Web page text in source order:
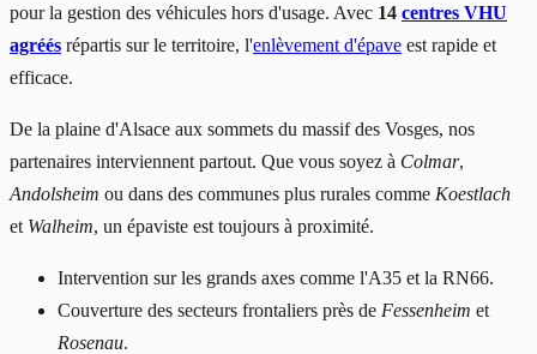
pour la gestion des véhicules hors d'usage. Avec 14 centres VHU
agréés répartis sur le territoire, l'enlèvement d'épave est rapide et
efficace.
De la plaine d'Alsace aux sommets du massif des Vosges, nos
partenaires interviennent partout. Que vous soyez à Colmar,
Andolsheim ou dans des communes plus rurales comme Koestlach
et Walheim, un épaviste est toujours à proximité.
Intervention sur les grands axes comme l'A35 et la RN66.
Couverture des secteurs frontaliers près de Fessenheim et
Rosenau.